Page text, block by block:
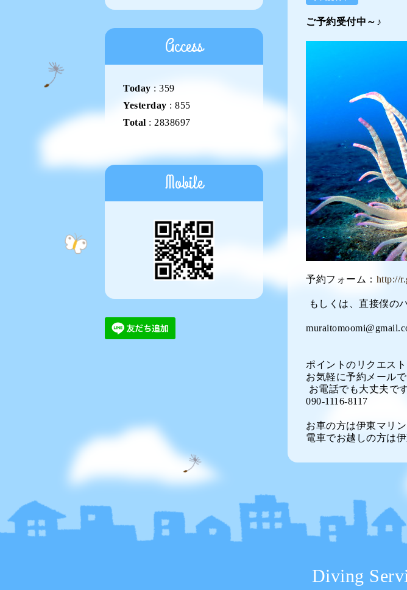
ご予約受付中～♪
予約フォーム： http://
もしくは、直接僕の
ポイントのリクエス
お気軽に予約メール
お電話でも大丈夫です
090-1116-8117
お車の方は伊東マリ
電車でお越しの方は
Access
Today : 359
Yesterday : 855
Total : 2838697
Mobile
Diving